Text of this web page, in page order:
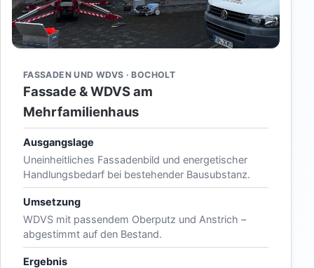
FASSADEN UND WDVS · BOCHOLT
Fassade & WDVS am
Mehrfamilienhaus
Ausgangslage
Uneinheitliches Fassadenbild und energetischer
Handlungsbedarf bei bestehender Bausubstanz.
Umsetzung
WDVS mit passendem Oberputz und Anstrich –
abgestimmt auf den Bestand.
Ergebnis